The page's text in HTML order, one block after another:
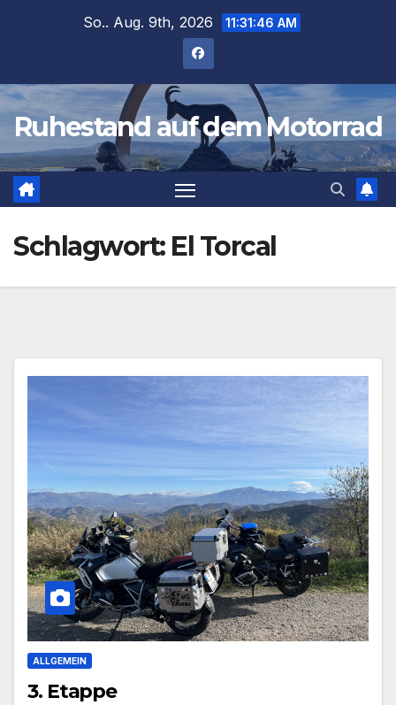
So.. Aug. 9th, 2026 11:31:46 AM
Ruhestand auf dem Motorrad
Schlagwort: El Torcal
ALLGEMEIN
3. Etappe